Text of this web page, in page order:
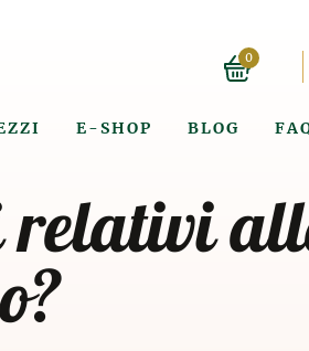
0
E-SHOP BLOG
relativi